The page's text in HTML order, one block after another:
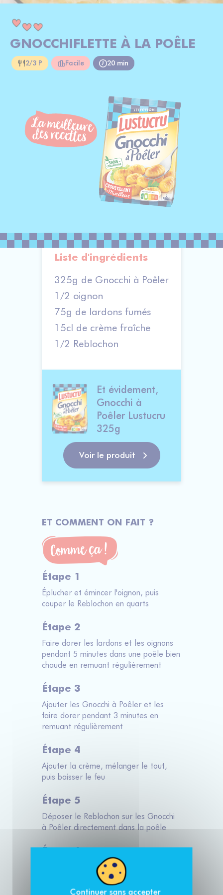
GNOCCHIFLETTE À LA POÊLE
2/3 P Facile 20 min
Liste d'ingrédients
325g de Gnocchi à Poêler
1/2 oignon
75g de lardons fumés
15cl de crème fraîche
1/2 Reblochon
Et évidement,
Gnocchi à
Poêler Lustucru
325g
Voir le produit
ET COMMENT ON FAIT ?
Étape 1
Éplucher et émincer l'oignon, puis
couper le Reblochon en quarts
Étape 2
Faire dorer les lardons et les oignons
pendant 5 minutes dans une poêle bien
chaude en remuant régulièrement
Étape 3
Ajouter les Gnocchi à Poêler et les
faire dorer pendant 3 minutes en
remuant régulièrement
Étape 4
Ajouter la crème, mélanger le tout,
puis baisser le feu
Étape 5
Déposer le Reblochon sur les Gnocchi
à Poêler directement dans la poêle
Étape 6
Laisser cuire environ 5 minutes jusqu'à
ce que le fromage soit fondu
Continuer sans accepter